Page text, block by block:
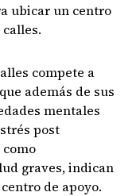
ubicar un centro
compete a
además de sus
mentales
post
graves, indican
de apoyo.